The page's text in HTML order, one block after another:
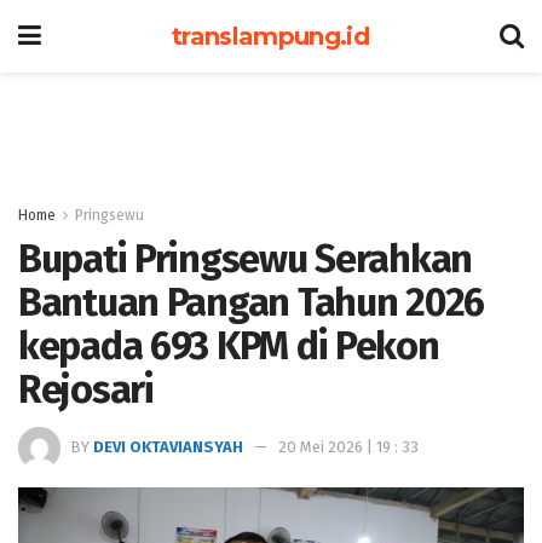
translampung.id
Home Pringsewu
Bupati Pringsewu Serahkan
Bantuan Pangan Tahun 2026
kepada 693 KPM di Pekon
Rejosari
BY DEVI OKTAVIANSYAH 20 Mei 2026 | 19 : 33